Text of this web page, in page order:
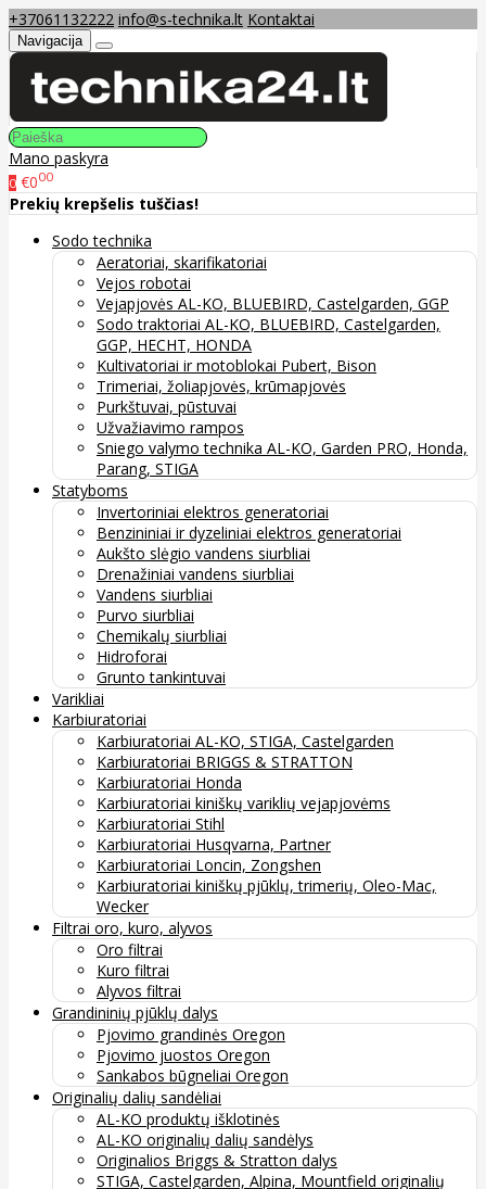
+37061132222 info@s-technika.lt Kontaktai
Navigacija
Mano paskyra
0 €000
Prekių krepšelis tuščias!
Sodo technika
Aeratoriai, skarifikatoriai
Vejos robotai
Vejapjovės AL-KO, BLUEBIRD, Castelgarden, GGP
Sodo traktoriai AL-KO, BLUEBIRD, Castelgarden,
GGP, HECHT, HONDA
Kultivatoriai ir motoblokai Pubert, Bison
Trimeriai, žoliapjovės, krūmapjovės
Purkštuvai, pūstuvai
Užvažiavimo rampos
Sniego valymo technika AL-KO, Garden PRO, Honda,
Parang, STIGA
Statyboms
Invertoriniai elektros generatoriai
Benzininiai ir dyzeliniai elektros generatoriai
Aukšto slėgio vandens siurbliai
Drenažiniai vandens siurbliai
Vandens siurbliai
Purvo siurbliai
Chemikalų siurbliai
Hidroforai
Grunto tankintuvai
Varikliai
Karbiuratoriai
Karbiuratoriai AL-KO, STIGA, Castelgarden
Karbiuratoriai BRIGGS & STRATTON
Karbiuratoriai Honda
Karbiuratoriai kiniškų variklių vejapjovėms
Karbiuratoriai Stihl
Karbiuratoriai Husqvarna, Partner
Karbiuratoriai Loncin, Zongshen
Karbiuratoriai kiniškų pjūklų, trimerių, Oleo-Mac,
Wecker
Filtrai oro, kuro, alyvos
Oro filtrai
Kuro filtrai
Alyvos filtrai
Grandininių pjūklų dalys
Pjovimo grandinės Oregon
Pjovimo juostos Oregon
Sankabos būgneliai Oregon
Originalių dalių sandėliai
AL-KO produktų išklotinės
AL-KO originalių dalių sandėlys
Originalios Briggs & Stratton dalys
STIGA, Castelgarden, Alpina, Mountfield originalių